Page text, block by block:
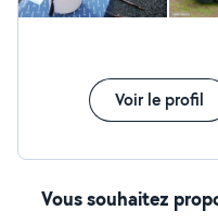
Voir le profil
Vous souhaitez